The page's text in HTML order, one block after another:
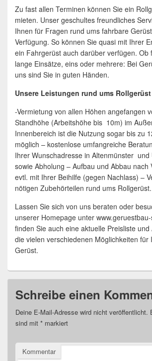
Zu fast allen Terminen können Sie ein
mieten. Unser geschultes freundliches
Ihnen für Fragen rund ums fahrbare
Verfügung. So können Sie quasi mit Ihrer
ein Fahrgerüst auch darüber verfügen. Ob
lange Einsätze, eins oder mehrere: Bei
uns sind Sie in guten Händen.
Unsere Leistungen rund ums Rollgerüst
-Vermietung von allen Höhen angefangen
Standhöhe (Arbeitshöhe bis 10m) im
Innenbereich ist die Nutzung sogar bis zu
möglich – kostenlose umfangreiche
Ihrer Wunschadresse in Altenmünster und
sowie Abholung – Aufbau und Abbau nach
evtl. mit Ihrer Beihilfe (gegen Nachlass) –
nötigen Zubehörteilen rund ums Rollgerüst.
Lassen Sie sich von uns beraten oder
unserer Homepage unter
finden Sie auch eine aktuelle Preisliste
die vielen verschiedenen Möglichkeiten für
Gerüst.
Schreibe einen
Deine E-Mail-Adresse wird nicht veröffentlicht.
sind mit * markiert
Kommentar